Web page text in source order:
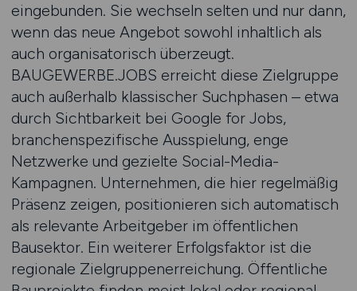
eingebunden. Sie wechseln selten und nur dann,
wenn das neue Angebot sowohl inhaltlich als
auch organisatorisch überzeugt.
BAUGEWERBE.JOBS erreicht diese Zielgruppe
auch außerhalb klassischer Suchphasen – etwa
durch Sichtbarkeit bei Google for Jobs,
branchenspezifische Ausspielung, enge
Netzwerke und gezielte Social-Media-
Kampagnen. Unternehmen, die hier regelmäßig
Präsenz zeigen, positionieren sich automatisch
als relevante Arbeitgeber im öffentlichen
Bausektor. Ein weiterer Erfolgsfaktor ist die
regionale Zielgruppenerreichung. Öffentliche